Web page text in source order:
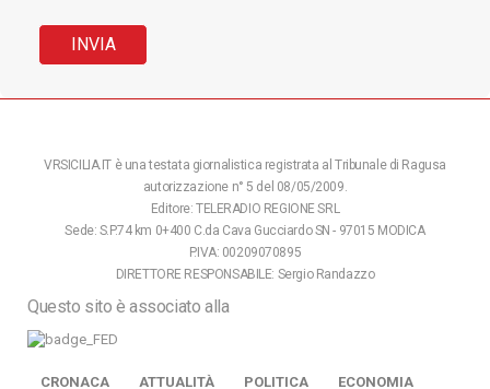
VRSICILIA.IT è una testata giornalistica registrata al Tribunale di Ragusa
autorizzazione n° 5 del 08/05/2009.
Editore: TELERADIO REGIONE SRL
Sede: S.P.74 km 0+400 C.da Cava Gucciardo SN - 97015 MODICA
P.IVA: 00209070895
DIRETTORE RESPONSABILE: Sergio Randazzo
Questo sito è associato alla
CRONACA ATTUALITÀ POLITICA ECONOMIA